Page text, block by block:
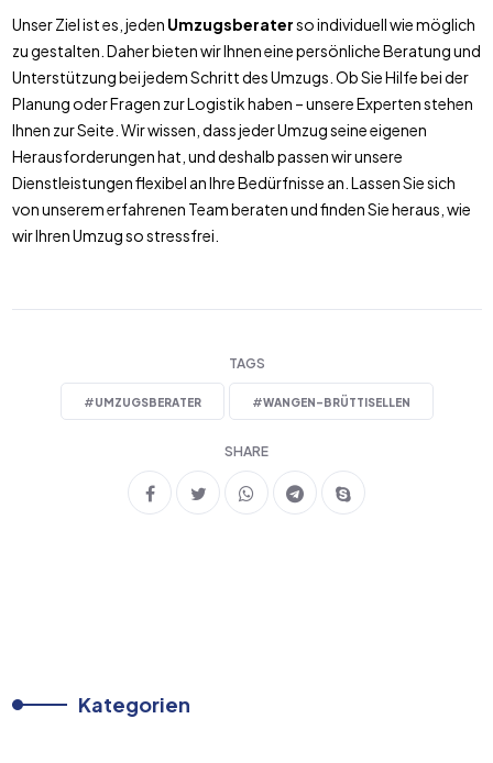
Unser Ziel ist es, jeden Umzugsberaterso individuell wie möglich
zu gestalten. Daher bieten wir Ihnen eine persönliche Beratung und
Unterstützung bei jedem Schritt des Umzugs. Ob Sie Hilfe bei der
Planung oder Fragen zur Logistik haben – unsere Experten stehen
Ihnen zur Seite. Wir wissen, dass jeder Umzug seine eigenen
Herausforderungen hat, und deshalb passen wir unsere
Dienstleistungen flexibel an Ihre Bedürfnisse an. Lassen Sie sich
von unserem erfahrenen Team beraten und finden Sie heraus, wie
wir Ihren Umzug so stressfrei.
TAGS
#UMZUGSBERATER #WANGEN-BRÜTTISELLEN
SHARE
Kategorien